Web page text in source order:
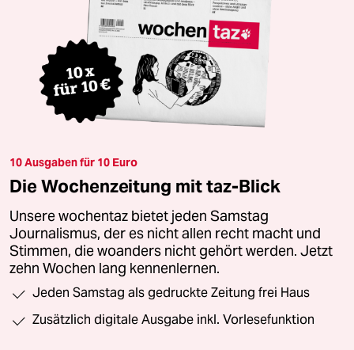
10 Ausgaben für 10 Euro
Die Wochenzeitung mit taz-Blick
Unsere wochentaz bietet jeden Samstag
Journalismus, der es nicht allen recht macht und
Stimmen, die woanders nicht gehört werden. Jetzt
zehn Wochen lang kennenlernen.
Jeden Samstag als gedruckte Zeitung frei Haus
Zusätzlich digitale Ausgabe inkl. Vorlesefunktion